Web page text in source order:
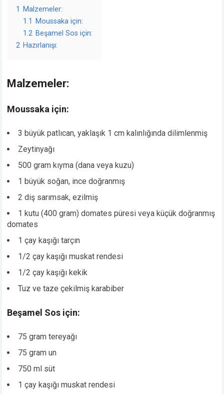
1
Malzemeler:
1.1
Moussaka için:
1.2 Beşamel Sos için:
2 Hazırlanışı:
Malzemeler:
Moussaka için:
3 büyük patlıcan, yaklaşık 1 cm kalınlığında dilimlenmiş
Zeytinyağı
500 gram kıyma (dana veya kuzu)
1 büyük soğan, ince doğranmış
2 diş sarımsak, ezilmiş
1 kutu (400 gram) domates püresi veya küçük doğranmış
domates
1 çay kaşığı tarçın
1/2 çay kaşığı muskat rendesi
1/2 çay kaşığı kekik
Tuz ve taze çekilmiş karabiber
Beşamel Sos için:
75 gram tereyağı
75 gram un
750 ml süt
1 çay kaşığı muskat rendesi